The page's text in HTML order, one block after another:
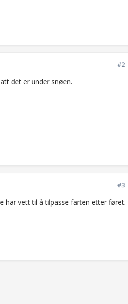
#2
det er under snøen.
#3
har vett til å tilpasse farten etter føret.